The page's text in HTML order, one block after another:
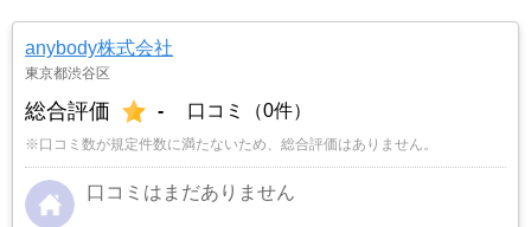
anybody株式会社
東京都渋谷区
総合評価 - 口コミ（0件）
※口コミ数が規定件数に満たないため、総合評価はありません。
口コミはまだありません